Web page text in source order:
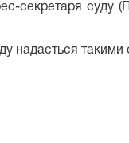
секретаря суду
надається